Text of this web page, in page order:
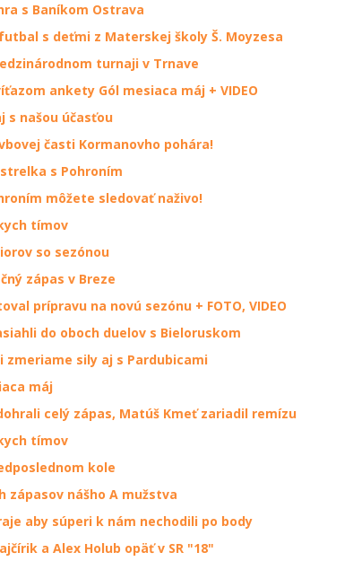
s Baníkom Ostrava
s deťmi z Materskej školy Š. Moyzesa
turnaji v Trnave
ankety Gól mesiaca máj + VIDEO
s našou účasťou
časti Kormanovho pohára!
s Pohroním
môžete sledovať naživo!
tímov
so sezónou
zápas v Breze
prípravu na novú sezónu + FOTO, VIDEO
do oboch duelov s Bieloruskom
zmeriame sily aj s Pardubicami
máj
celý zápas, Matúš Kmeť zariadil remízu
tímov
kole
zápasov nášho A mužstva
aby súperi k nám nechodili po body
a Alex Holub opäť v SR "18"